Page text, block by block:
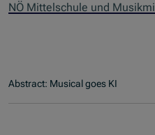
NÖ Mittelschule und
Abstract: Musical goes KI